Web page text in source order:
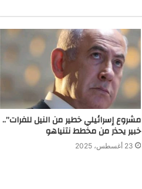
مشروع إسرائيلي خطير من النيل للفرات”..
خبير يحذر من مخطط نتنياهو
23 أغسطس، 2025